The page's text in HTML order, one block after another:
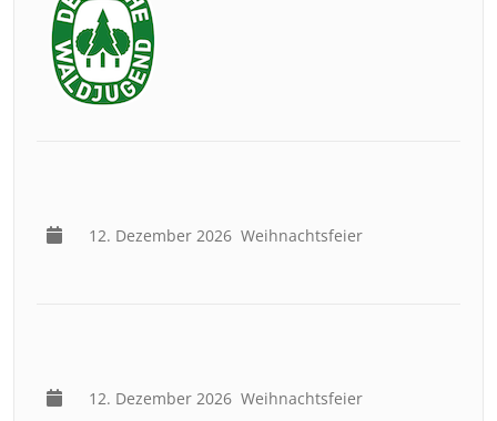
12. Dezember 2026 Weihnachtsfeier
12. Dezember 2026 Weihnachtsfeier